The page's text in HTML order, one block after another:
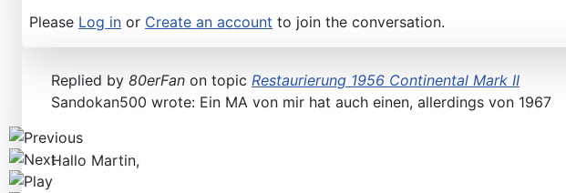
Please Log in or Create an account to join the conversation.
Replied by 80erFan on topic Restaurierung 1956 Continental Mark II
Sandokan500 wrote: Ein MA von mir hat auch einen, allerdings von 1967
Hallo Martin,